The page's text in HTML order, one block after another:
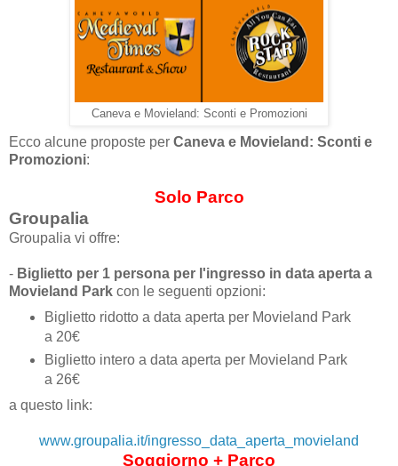
Caneva e Movieland: Sconti e Promozioni
Ecco alcune proposte per Caneva e Movieland: Sconti e
Promozioni:
Solo Parco
Groupalia
Groupalia vi offre:
- Biglietto per 1 persona per l'ingresso in data aperta a
Movieland Park con le seguenti opzioni:
Biglietto ridotto a data aperta per Movieland Park
a 20€
Biglietto intero a data aperta per Movieland Park
a 26€
a questo link:
www.groupalia.it/ingresso_data_aperta_movieland
Soggiorno + Parco